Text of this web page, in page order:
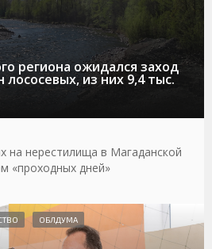
региона ожидался заход
из них 9,4 тыс.
на нерестилища в Магаданской
«проходных дней»
ОБЛДУМА